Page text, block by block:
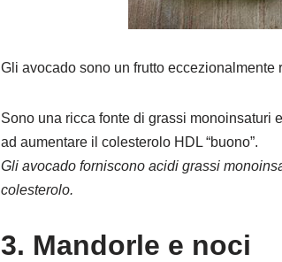
Gli avocado sono un frutto eccezionalmente
Sono una ricca fonte di grassi monoinsaturi
ad aumentare il colesterolo HDL “buono”.
Gli avocado forniscono acidi grassi
colesterolo.
3. Mandorle e noci